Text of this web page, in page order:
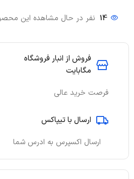
14 نفر در حال مشاهده این
فروش از انبار فروشگاه
مگابایت
فرصت خرید عالی
ارسال با تیپاکس
ارسال اکسپرس به ادرس شما